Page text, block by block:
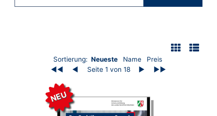
Sortierung: Neueste Name
Preis
◀◀
◀ Seite 1 von 18 ▶ ▶▶
NEU